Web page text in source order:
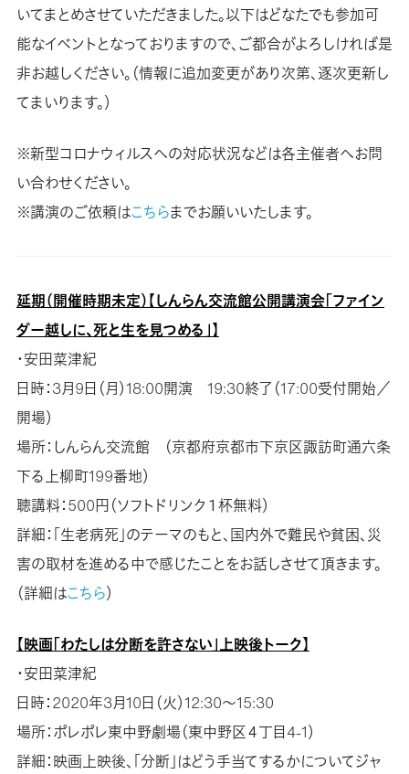
いてまとめさせていただきました。以下はどなたでも参加可
能なイベントとなっておりますので、ご都合がよろしければ是
非お越しください。（情報に追加変更があり次第、逐次更新し
てまいります。）
※新型コロナウィルスへの対応状況などは各主催者へお問
い合わせください。
※講演のご依頼はこちらまでお願いいたします。
延期（開催時期未定）【しんらん交流館公開講演会「ファイン
ダー越しに、死と生を見つめる」】
・安田菜津紀
日時：3月9日（月）18:00開演 19:30終了（17:00受付開始／
開場）
場所：しんらん交流館 （京都府京都市下京区諏訪町通六条
下る上柳町199番地）
聴講料：500円（ソフトドリンク１杯無料）
詳細：「生老病死」のテーマのもと、国内外で難民や貧困、災
害の取材を進める中で感じたことをお話しさせて頂きます。
（詳細はこちら）
【映画「わたしは分断を許さない」上映後トーク】
・安田菜津紀
日時：2020年3月10日（火）12:30～15:30
場所：ポレポレ東中野劇場（東中野区４丁目4-1）
詳細：映画上映後、「分断」はどう手当てするかについてジャ